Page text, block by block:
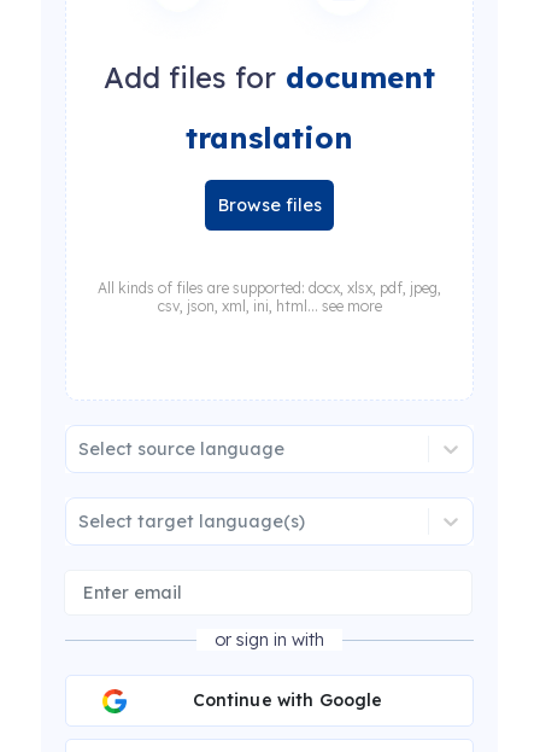
Add files for document
translation
Browse files
All kinds of files are supported: docx, xlsx, pdf, jpeg,
csv, json, xml, ini, html... see more
Select source language
Select target language(s)
or sign in with
Continue with Google